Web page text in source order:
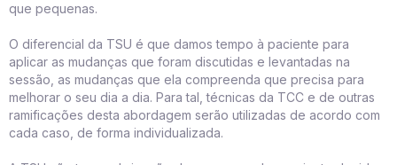
que pequenas.
O diferencial da TSU é que damos tempo à paciente para
aplicar as mudanças que foram discutidas e levantadas na
sessão, as mudanças que ela compreenda que precisa para
melhorar o seu dia a dia. Para tal, técnicas da TCC e de outras
ramificações desta abordagem serão utilizadas de acordo com
cada caso, de forma individualizada.